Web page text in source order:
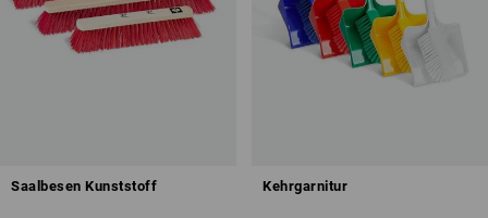
Saalbesen Kunststoff Kehrgarnitur